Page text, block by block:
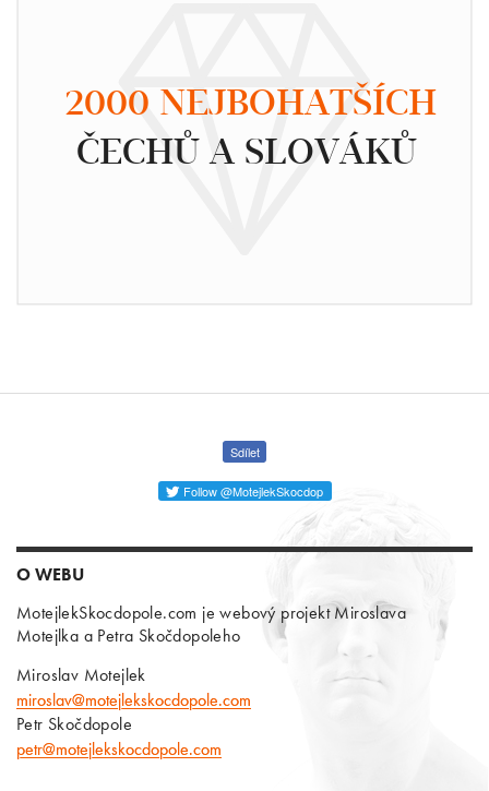
2000 NEJBOHATŠÍCH
ČECHŮ A SLOVÁKŮ
Sdílet
Follow @MotejlekSkocdop
O WEBU
MotejlekSkocdopole.com je webový projekt Miroslava
Motejlka a Petra Skočdopoleho
Miroslav Motejlek
miroslav@motejlekskocdopole.com
Petr Skočdopole
petr@motejlekskocdopole.com